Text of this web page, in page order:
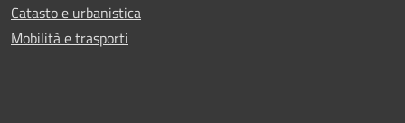
Catasto e urbanistica
Mobilità e trasporti